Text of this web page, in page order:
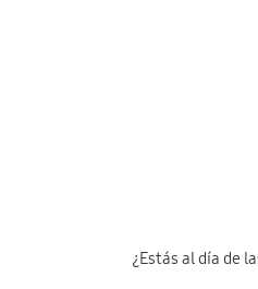
¿Estás al día de